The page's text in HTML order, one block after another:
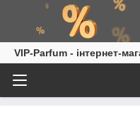
VIP-Parfum - інтернет-